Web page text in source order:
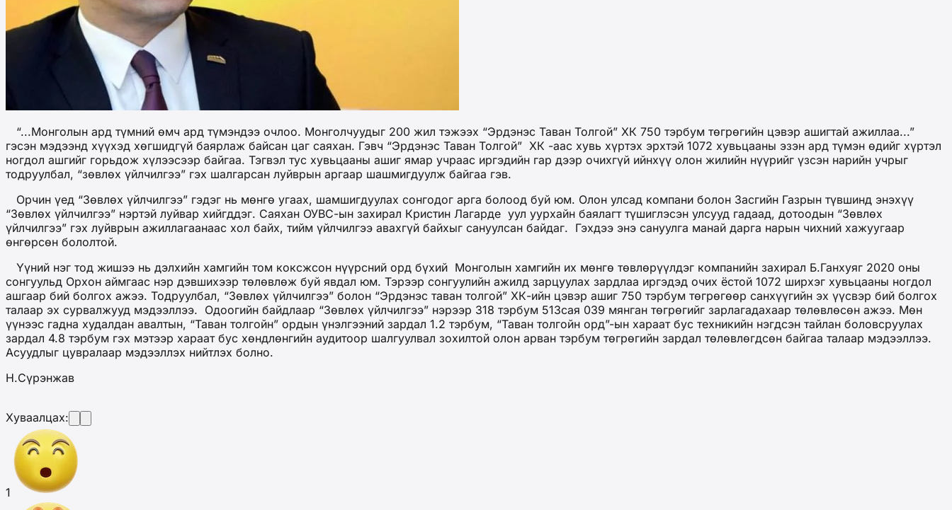
“...Монголын ард түмний өмч ард түмэндээ очлоо. Монголчуудыг 200 жил тэжээх “Эрдэнэс Таван Толгой” ХК 750 тэрбум төгрөгийн цэвэр ашигтай ажиллаа...”
гэсэн мэдээнд хүүхэд хөгшидгүй баярлаж байсан цаг саяхан. Гэвч “Эрдэнэс Таван Толгой” ХК -аас хувь хүртэх эрхтэй 1072 хувьцааны эзэн ард түмэн өдийг хүртэл
ногдол ашгийг горьдож хүлээсээр байгаа. Тэгвэл тус хувьцааны ашиг ямар учраас иргэдийн гар дээр очихгүй ийнхүү олон жилийн нүүрийг үзсэн нарийн учрыг
тодруулбал, “зөвлөх үйлчилгээ” гэх шалгарсан луйврын аргаар шашмигдуулж байгаа гэв.
Орчин үед “Зөвлөх үйлчилгээ” гэдэг нь мөнгө угаах, шамшигдуулах сонгодог арга болоод буй юм. Олон улсад компани болон Засгийн Газрын түвшинд энэхүү
“Зөвлөх үйлчилгээ” нэртэй луйвар хийгддэг. Саяхан ОУВС-ын захирал Кристин Лагарде уул уурхайн баялагт түшиглэсэн улсууд гадаад, дотоодын “Зөвлөх
үйлчилгээ” гэх луйврын ажиллагаанаас хол байх, тийм үйлчилгээ авахгүй байхыг сануулсан байдаг. Гэхдээ энэ сануулга манай дарга нарын чихний хажуугаар
өнгөрсөн бололтой.
Үүний нэг тод жишээ нь дэлхийн хамгийн том коксжсон нүүрсний орд бүхий Монголын хамгийн их мөнгө төвлөрүүлдэг компанийн захирал Б.Ганхуяг 2020 оны
сонгуульд Орхон аймгаас нэр дэвшихээр төлөвлөж буй явдал юм. Тэрээр сонгуулийн ажилд зарцуулах зардлаа иргэдэд очих ёстой 1072 ширхэг хувьцааны ногдол
ашгаар бий болгох ажээ. Тодруулбал, “Зөвлөх үйлчилгээ” болон “Эрдэнэс таван толгой” ХК-ийн цэвэр ашиг 750 тэрбум төгрөгөөр санхүүгийн эх үүсвэр бий болгох
талаар эх сурвалжууд мэдээллээ. Одоогийн байдлаар “Зөвлөх үйлчилгээ” нэрээр 318 тэрбум 513сая 039 мянган төгрөгийг зарлагадахаар төлөвлөсөн ажээ. Мөн
үүнээс гадна худалдан авалтын, “Таван толгойн” ордын үнэлгээний зардал 1.2 тэрбум, “Таван толгойн орд”-ын хараат бус техникийн нэгдсэн тайлан боловсруулах
зардал 4.8 тэрбум гэх мэтээр хараат бус хөндлөнгийн аудитоор шалгуулвал зохилтой олон арван тэрбум төгрөгийн зардал төлөвлөгдсөн байгаа талаар мэдээллээ.
Асуудлыг цувралаар мэдээллэх нийтлэх болно.
Н.Сүрэнжав
Хуваалцах:
1